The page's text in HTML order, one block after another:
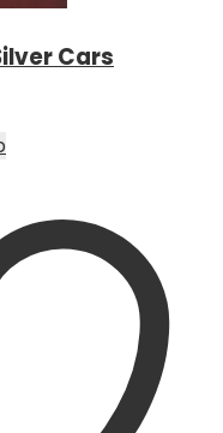
Cars